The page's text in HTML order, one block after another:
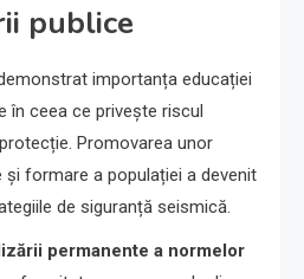
publice
importanța educației
în ceea ce privește riscul
Promovarea unor
formare a populației a devenit
de siguranță seismică.
permanente a normelor